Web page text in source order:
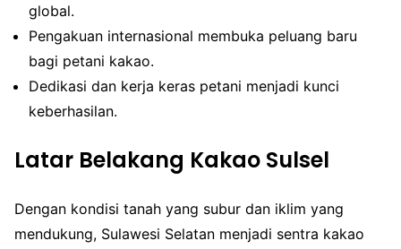
global.
Pengakuan internasional membuka peluang baru
bagi petani kakao.
Dedikasi dan kerja keras petani menjadi kunci
keberhasilan.
Latar Belakang Kakao Sulsel
Dengan kondisi tanah yang subur dan iklim yang
mendukung, Sulawesi Selatan menjadi sentra kakao